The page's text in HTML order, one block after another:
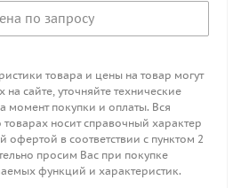
по запросу
товара и цены на товар могут
на сайте, уточняйте технические
момент покупки и оплаты. Вся
носит справочный характер
офертой в соответствии с пунктом 2
просим Вас при покупке
функций и характеристик.